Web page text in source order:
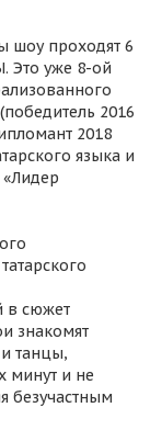
шоу проходят 6
Это уже 8-ой
2016
2018
языка и
«Лидер
в сюжет
знакомят
танцы,
минут и не
безучастным